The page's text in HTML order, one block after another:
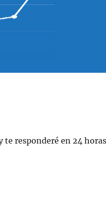
te responderé en 24